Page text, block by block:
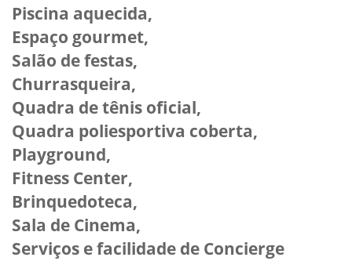
Piscina aquecida,
Espaço gourmet,
Salão de festas,
Churrasqueira,
Quadra de tênis oficial,
Quadra poliesportiva coberta,
Playground,
Fitness Center,
Brinquedoteca,
Sala de Cinema,
Serviços e facilidade de Concierge